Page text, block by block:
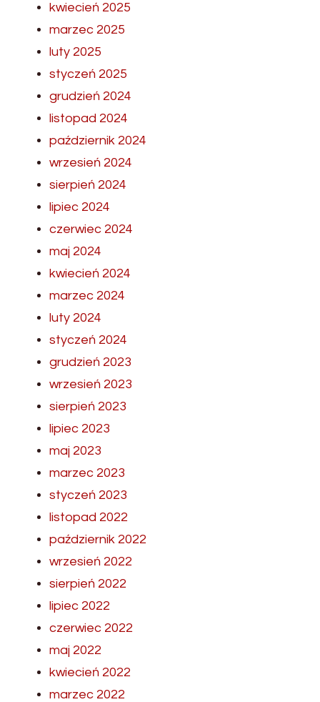
kwiecień 2025
marzec 2025
luty 2025
styczeń 2025
grudzień 2024
listopad 2024
październik 2024
wrzesień 2024
sierpień 2024
lipiec 2024
czerwiec 2024
maj 2024
kwiecień 2024
marzec 2024
luty 2024
styczeń 2024
grudzień 2023
wrzesień 2023
sierpień 2023
lipiec 2023
maj 2023
marzec 2023
styczeń 2023
listopad 2022
październik 2022
wrzesień 2022
sierpień 2022
lipiec 2022
czerwiec 2022
maj 2022
kwiecień 2022
marzec 2022